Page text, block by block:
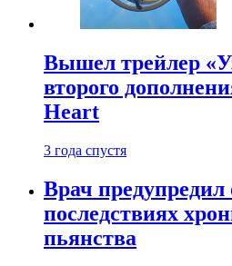
Вышел трейлер
второго
Heart
3 года спустя
Врач
последствиях
пьянства